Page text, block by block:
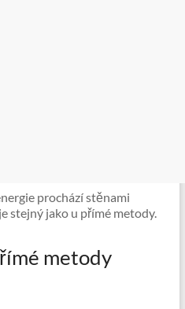
prochází stěnami
stejný jako u přímé metody.
metody